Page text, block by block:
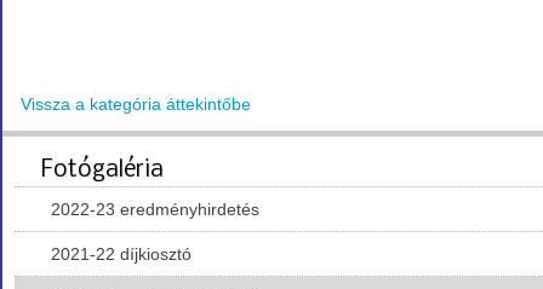
Vissza a kategória áttekintőbe
Fotógaléria
2022-23 eredményhirdetés
2021-22 díjkiosztó